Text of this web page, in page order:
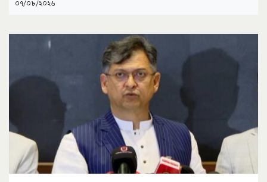
০৭/০৮/২০২৬